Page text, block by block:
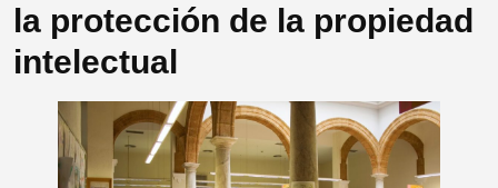
la protección de la propiedad
intelectual